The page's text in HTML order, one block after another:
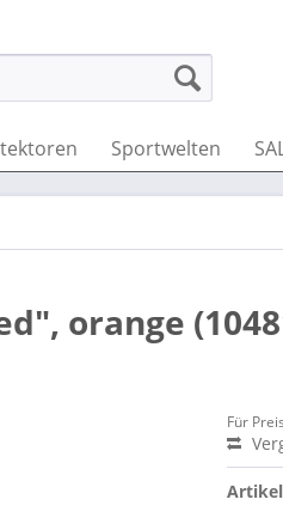
Sportwelten
orange
Für